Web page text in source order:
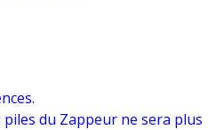
du Zappeur ne sera plus